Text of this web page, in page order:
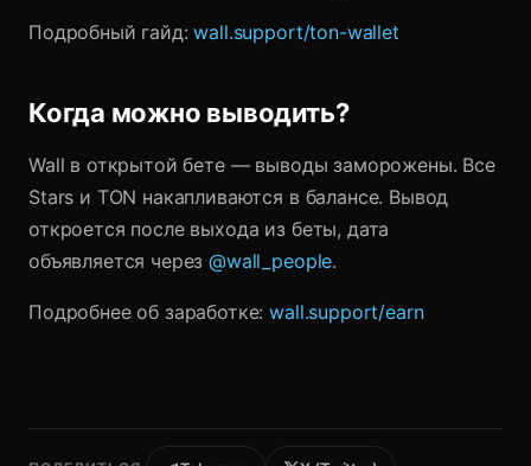
Подробный гайд:wall.support/ton-wallet
Когда можно выводить?
Wall в открытой бете — выводы заморожены. Все
Stars и TON накапливаются в балансе. Вывод
откроется после выхода из беты, дата
объявляется через@wall_people.
Подробнее об заработке:wall.support/earn